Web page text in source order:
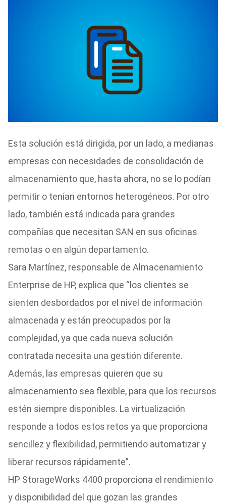
Esta solución está dirigida, por un lado, a medianas
empresas con necesidades de consolidación de
almacenamiento que, hasta ahora, no se lo podían
permitir o tenían entornos heterogéneos. Por otro
lado, también está indicada para grandes
compañías que necesitan SAN en sus oficinas
remotas o en algún departamento.
Sara Martínez, responsable de Almacenamiento
Enterprise de HP, explica que “los clientes se
sienten desbordados por el nivel de información
almacenada y están preocupados por la
complejidad, ya que cada nueva solución
contratada necesita una gestión diferente.
Además, las empresas quieren que su
almacenamiento sea flexible, para que los recursos
estén siempre disponibles. La virtualización
responde a todos estos retos ya que proporciona
sencillez y flexibilidad, permitiendo automatizar y
liberar recursos rápidamente”.
HP StorageWorks 4400 proporciona el rendimiento
y disponibilidad del que gozan las grandes